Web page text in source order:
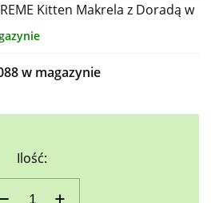
Kitten Makrela z Doradą w
w magazynie
Ilość: